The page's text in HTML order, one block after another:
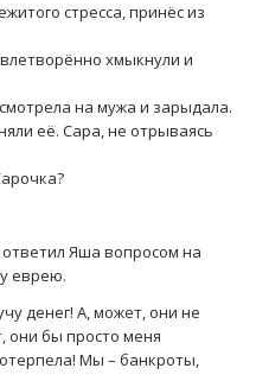
стресса, принёс из
хмыкнули и
на мужа и зарыдала.
её. Сара, не отрываясь
Яша вопросом на
еврею.
денег! А, может, они не
они бы просто меня
Мы – банкроты,